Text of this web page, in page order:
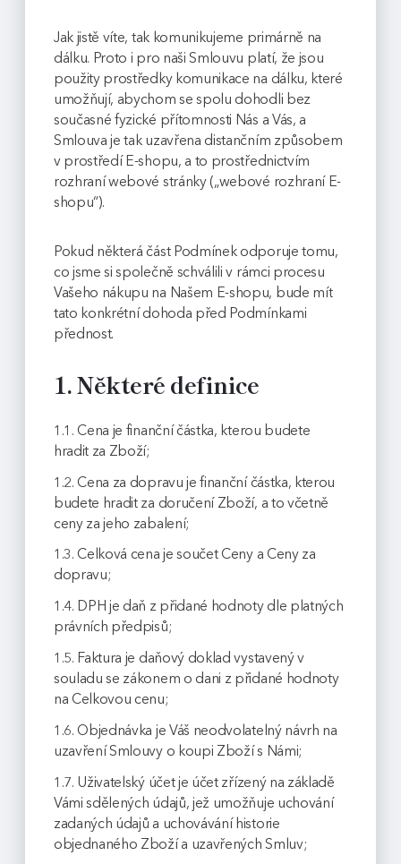
Jak jistě víte, tak komunikujeme primárně na
dálku. Proto i pro naši Smlouvu platí, že jsou
použity prostředky komunikace na dálku, které
umožňují, abychom se spolu dohodli bez
současné fyzické přítomnosti Nás a Vás, a
Smlouva je tak uzavřena distančním způsobem
v prostředí E-shopu, a to prostřednictvím
rozhraní webové stránky („webové rozhraní E-
shopu“).
Pokud některá část Podmínek odporuje tomu,
co jsme si společně schválili v rámci procesu
Vašeho nákupu na Našem E-shopu, bude mít
tato konkrétní dohoda před Podmínkami
přednost.
1. Některé definice
1.1. Cena je finanční částka, kterou budete
hradit za Zboží;
1.2. Cena za dopravu je finanční částka, kterou
budete hradit za doručení Zboží, a to včetně
ceny za jeho zabalení;
1.3. Celková cena je součet Ceny a Ceny za
dopravu;
1.4. DPH je daň z přidané hodnoty dle platných
právních předpisů;
1.5. Faktura je daňový doklad vystavený v
souladu se zákonem o dani z přidané hodnoty
na Celkovou cenu;
1.6. Objednávka je Váš neodvolatelný návrh na
uzavření Smlouvy o koupi Zboží s Námi;
1.7. Uživatelský účet je účet zřízený na základě
Vámi sdělených údajů, jež umožňuje uchování
zadaných údajů a uchovávání historie
objednaného Zboží a uzavřených Smluv;